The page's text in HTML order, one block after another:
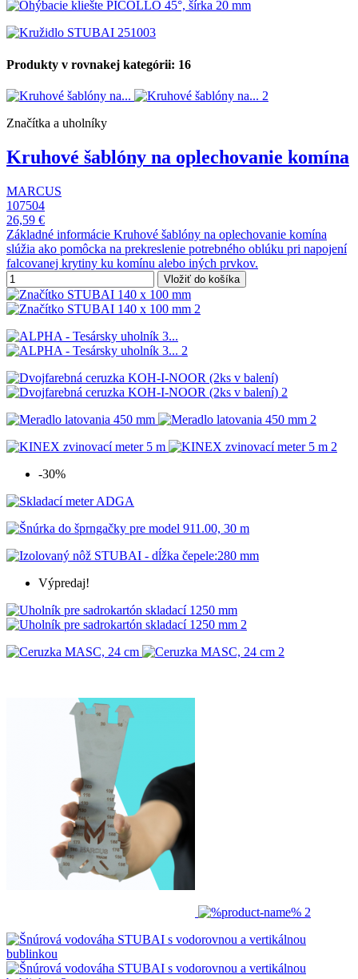
Produkty v rovnakej kategórii: 16
Značítka a uholníky
Kruhové šablóny na oplechovanie komína
MARCUS
107504
26,59 €
Základné informácie Kruhové šablóny na oplechovanie komína
slúžia ako pomôcka na prekreslenie potrebného oblúku pri napojení
falcovanej krytiny ku komínu alebo iných prvkov.
Vložiť do košíka
-30%
Výpredaj!